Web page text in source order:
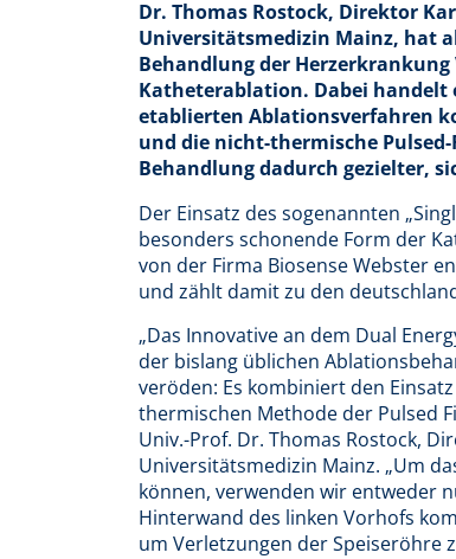
Dr. Thomas Rostock, Direktor
Universitätsmedizin Mainz, hat
Behandlung der
Katheterablation. Dabei handelt
etablierten Ablationsverfahren
und die nicht-thermische
Behandlung dadurch gezielter,
Der Einsatz des sogenannten
besonders schonende Form der
von der Firma Biosense Webster
und zählt damit zu den
„Das Innovative an dem Dual
der bislang üblichen
veröden: Es kombiniert den
thermischen Methode der Pulsed
Univ.-Prof. Dr. Thomas Rostock,
Universitätsmedizin Mainz. „Um
können, verwenden wir entweder
Hinterwand des linken Vorhofs
um Verletzungen der Speiseröhre